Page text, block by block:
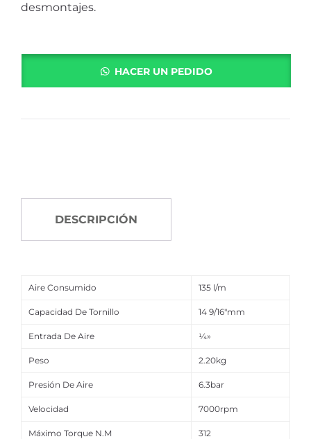
desmontajes.
HACER UN PEDIDO
DESCRIPCIÓN
Aire Consumido 135 l/m
Capacidad De Tornillo 14 9/16″mm
Entrada De Aire ¼»
Peso 2.20kg
Presión De Aire 6.3bar
Velocidad 7000rpm
Máximo Torque N.M 312